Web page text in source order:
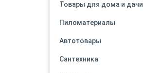
Товары для дома и дачи
Пиломатериалы
Автотовары
Сантехника